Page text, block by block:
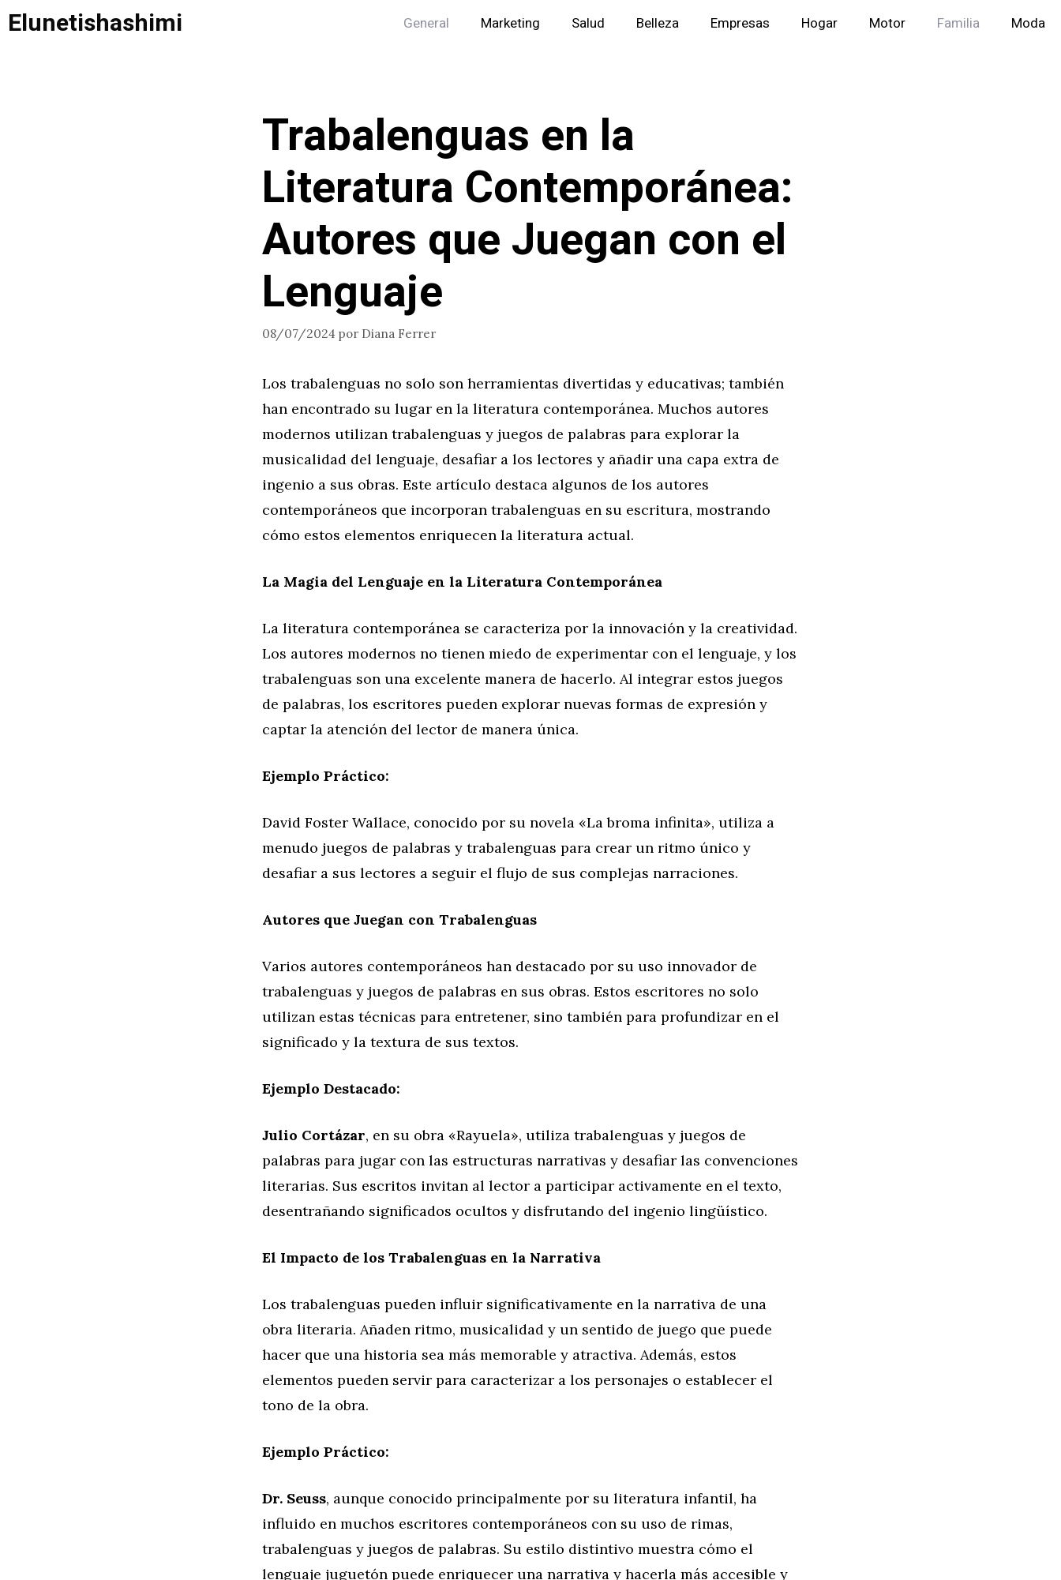
Saltar
alElunetishashimi General Marketing Salud Belleza Empresas Hogar Motor Familia Moda
Trabalenguas en la
Literatura Contemporánea:
Autores que Juegan con el
Lenguaje
08/07/2024 por Diana Ferrer
Los trabalenguas no solo son herramientas divertidas y educativas; también
han encontrado su lugar en la literatura contemporánea. Muchos autores
modernos utilizan trabalenguas y juegos de palabras para explorar la
musicalidad del lenguaje, desafiar a los lectores y añadir una capa extra de
ingenio a sus obras. Este artículo destaca algunos de los autores
contemporáneos que incorporan trabalenguas en su escritura, mostrando
cómo estos elementos enriquecen la literatura actual.
La Magia del Lenguaje en la Literatura Contemporánea
La literatura contemporánea se caracteriza por la innovación y la creatividad.
Los autores modernos no tienen miedo de experimentar con el lenguaje, y los
trabalenguas son una excelente manera de hacerlo. Al integrar estos juegos
de palabras, los escritores pueden explorar nuevas formas de expresión y
captar la atención del lector de manera única.
Ejemplo Práctico:
David Foster Wallace, conocido por su novela «La broma infinita», utiliza a
menudo juegos de palabras y trabalenguas para crear un ritmo único y
desafiar a sus lectores a seguir el flujo de sus complejas narraciones.
Autores que Juegan con Trabalenguas
Varios autores contemporáneos han destacado por su uso innovador de
trabalenguas y juegos de palabras en sus obras. Estos escritores no solo
utilizan estas técnicas para entretener, sino también para profundizar en el
significado y la textura de sus textos.
Ejemplo Destacado:
Julio Cortázar, en su obra «Rayuela», utiliza trabalenguas y juegos de
palabras para jugar con las estructuras narrativas y desafiar las convenciones
literarias. Sus escritos invitan al lector a participar activamente en el texto,
desentrañando significados ocultos y disfrutando del ingenio lingüístico.
El Impacto de los Trabalenguas en la Narrativa
Los trabalenguas pueden influir significativamente en la narrativa de una
obra literaria. Añaden ritmo, musicalidad y un sentido de juego que puede
hacer que una historia sea más memorable y atractiva. Además, estos
elementos pueden servir para caracterizar a los personajes o establecer el
tono de la obra.
Ejemplo Práctico:
Dr. Seuss, aunque conocido principalmente por su literatura infantil, ha
influido en muchos escritores contemporáneos con su uso de rimas,
trabalenguas y juegos de palabras. Su estilo distintivo muestra cómo el
lenguaje juguetón puede enriquecer una narrativa y hacerla más accesible y